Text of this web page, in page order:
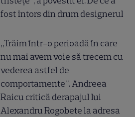
fost întors din drum designerul
„Trăim într-o perioadă în care
nu mai avem voie să trecem cu
vederea astfel de
comportamente”. Andreea
Raicu critică derapajul lui
Alexandru Rogobete la adresa